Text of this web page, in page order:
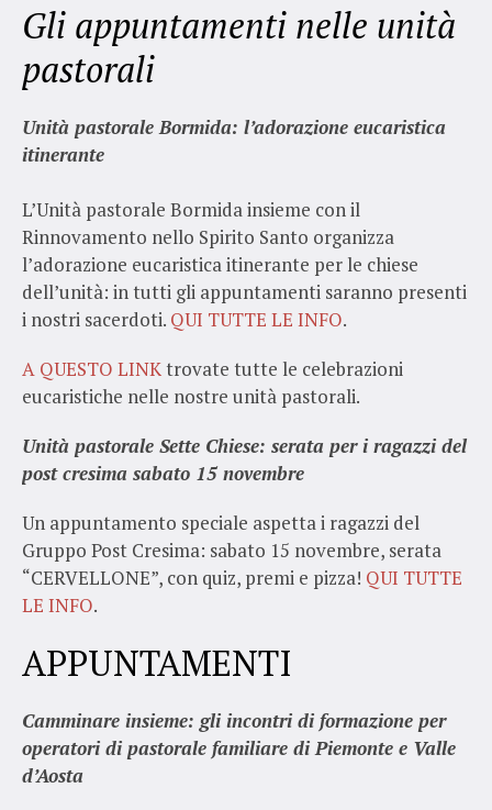
Gli appuntamenti nelle unità
pastorali
Unità pastorale Bormida: l’adorazione eucaristica
itinerante
L’Unità pastorale Bormida insieme con il
Rinnovamento nello Spirito Santo organizza
l’adorazione eucaristica itinerante per le chiese
dell’unità: in tutti gli appuntamenti saranno presenti
i nostri sacerdoti. QUI TUTTE LE INFO.
A QUESTO LINKtrovate tutte le celebrazioni
eucaristiche nelle nostre unità pastorali.
Unità pastorale Sette Chiese: serata per i ragazzi del
post cresima sabato 15 novembre
Un appuntamento speciale aspetta i ragazzi del
Gruppo Post Cresima: sabato 15 novembre, serata
“CERVELLONE”, con quiz, premi e pizza! QUI TUTTE
LE INFO.
APPUNTAMENTI
Camminare insieme: gli incontri di formazione per
operatori di pastorale familiare di Piemonte e Valle
d’Aosta